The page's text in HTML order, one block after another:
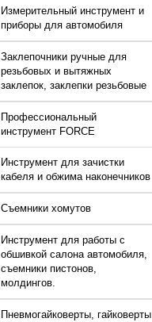
Измерительный инструмент и
приборы для автомобиля
Заклепочники ручные для
резьбовых и вытяжных
заклепок, заклепки резьбовые
Профессиональный
инструмент FORCE
Инструмент для зачистки
кабеля и обжима наконечников
Съемники хомутов
Инструмент для работы с
обшивкой салона автомобиля,
съемники пистонов,
молдингов.
Пневмогайковерты, гайковерты